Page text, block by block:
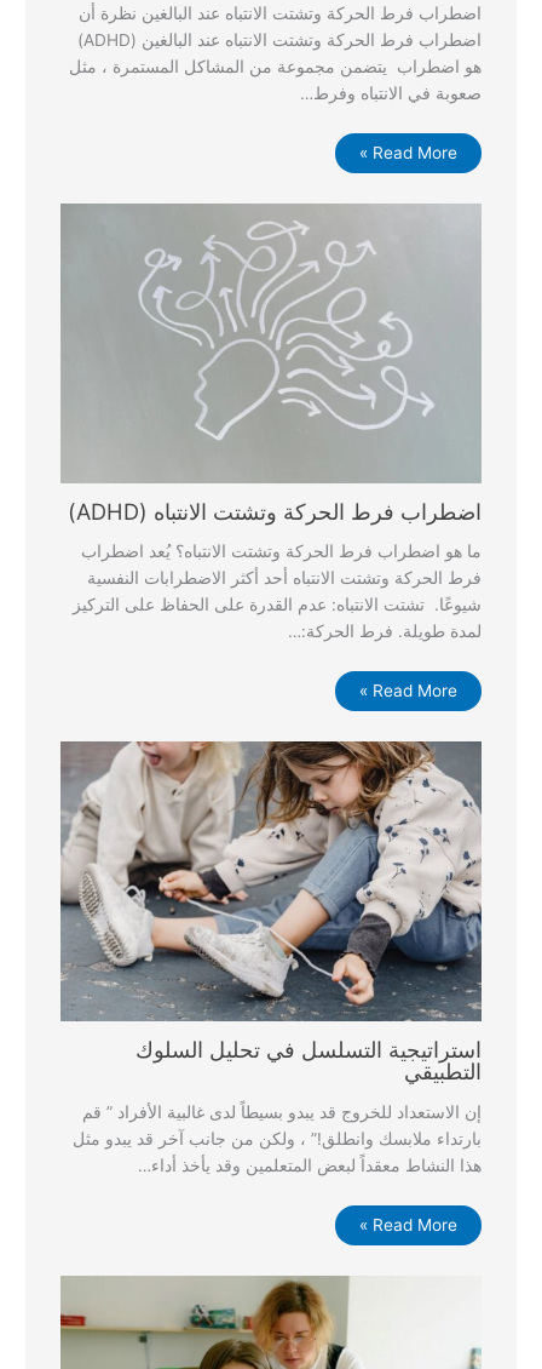
اضطراب فرط الحركة وتشتت الانتباه عند البالغين نظرة أن
اضطراب فرط الحركة وتشتت الانتباه عند البالغين (ADHD)
هو اضطراب يتضمن مجموعة من المشاكل المستمرة ، مثل
صعوبة في الانتباه وفرط…
Read More »
اضطراب فرط الحركة وتشتت الانتباه (ADHD)
ما هو اضطراب فرط الحركة وتشتت الانتباه؟ يُعد اضطراب
فرط الحركة وتشتت الانتباه أحد أكثر الاضطرابات النفسية
شيوعًا. تشتت الانتباه: عدم القدرة على الحفاظ على التركيز
لمدة طويلة. فرط الحركة:…
Read More »
استراتيجية التسلسل في تحليل السلوك
التطبيقي
إن الاستعداد للخروج قد يبدو بسيطاً لدى غالبية الأفراد ” قم
بارتداء ملابسك وانطلق!” ، ولكن من جانب آخر قد يبدو مثل
هذا النشاط معقداً لبعض المتعلمين وقد يأخذ أداء…
Read More »